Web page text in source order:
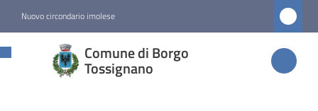
Nuovo circondario imolese
Comune di Borgo
Tossignano
Comune di
Borgo